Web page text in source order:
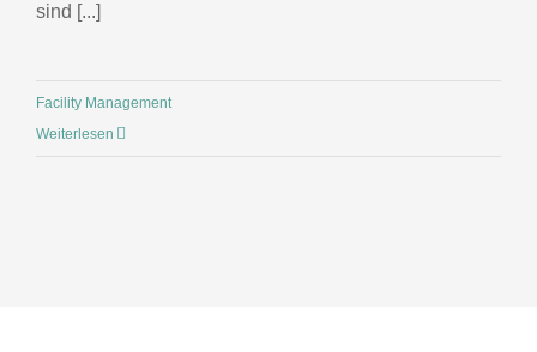
sind [...]
Facility Management
Weiterlesen